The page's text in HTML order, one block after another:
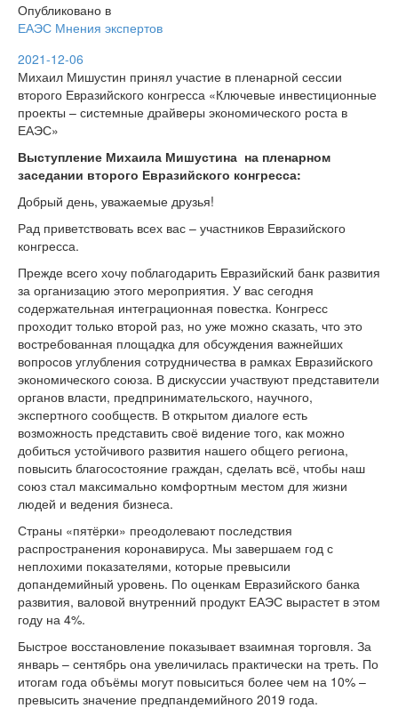
Опубликовано в
ЕАЭС Мнения экспертов
2021-12-06
Михаил Мишустин принял участие в пленарной сессии
второго Евразийского конгресса «Ключевые инвестиционные
проекты – системные драйверы экономического роста в
ЕАЭС»
Выступление Михаила Мишустина на пленарном
заседании второго Евразийского конгресса:
Добрый день, уважаемые друзья!
Рад приветствовать всех вас – участников Евразийского
конгресса.
Прежде всего хочу поблагодарить Евразийский банк развития
за организацию этого мероприятия. У вас сегодня
содержательная интеграционная повестка. Конгресс
проходит только второй раз, но уже можно сказать, что это
востребованная площадка для обсуждения важнейших
вопросов углубления сотрудничества в рамках Евразийского
экономического союза. В дискуссии участвуют представители
органов власти, предпринимательского, научного,
экспертного сообществ. В открытом диалоге есть
возможность представить своё видение того, как можно
добиться устойчивого развития нашего общего региона,
повысить благосостояние граждан, сделать всё, чтобы наш
союз стал максимально комфортным местом для жизни
людей и ведения бизнеса.
Страны «пятёрки» преодолевают последствия
распространения коронавируса. Мы завершаем год с
неплохими показателями, которые превысили
допандемийный уровень. По оценкам Евразийского банка
развития, валовой внутренний продукт ЕАЭС вырастет в этом
году на 4%.
Быстрое восстановление показывает взаимная торговля. За
январь – сентябрь она увеличилась практически на треть. По
итогам года объёмы могут повыситься более чем на 10% –
превысить значение предпандемийного 2019 года.